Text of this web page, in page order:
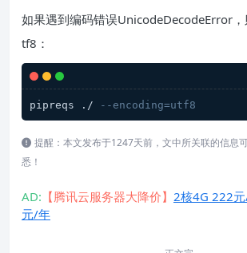
如果遇到编码错误UnicodeDecodeError
tf8：
pipreqs ./ --encoding=utf8
提醒：本文发布于1247天前，文中所关联的信息
悉！
AD: 【腾讯云服务器大降价】 2核4G 222
元/年